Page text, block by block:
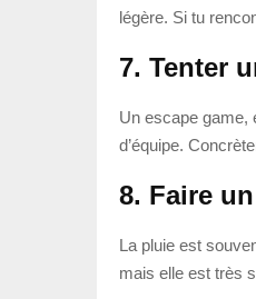
légère. Si tu
7. Tenter
Un escape game,
d’équipe.
8. Faire
La pluie est
mais elle est très